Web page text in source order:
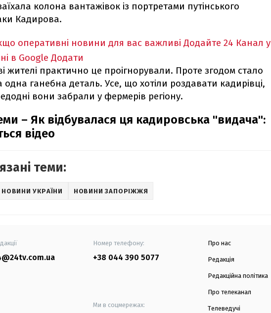
колона вантажівок із портретами путінського
Кадирова.
оперативні новини для вас важливі Додайте 24 Канал у
в Google Додати
жителі практично це проігнорували. Проте згодом стало
одна ганебна деталь. Усе, що хотіли роздавати кадирівці,
вони забрали у фермерів регіону.
– Як відбувалася ця кадировська "видача":
відео
теми:
НОВИНИ УКРАЇНИ НОВИНИ ЗАПОРІЖЖЯ
Номер телефону:
+38 044 390 5077
Ми в соцмережах:
Про нас
Редакція
Редакційна політика
Про телеканал
Телеведучі